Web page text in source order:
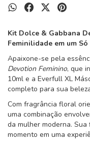
Kit Dolce & Gabbana
Feminilidade em um
Apaixone-se pela
Devotion Feminino, que
10ml e a Everfull XL
completo para sua
Com fragrância floral
uma combinação
da mulher moderna.
momento em uma